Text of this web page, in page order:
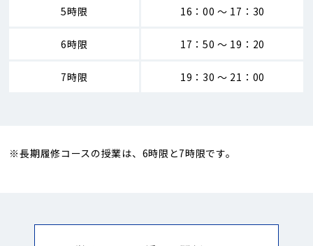
5時限 16：00 ～ 17：30
6時限 17：50 ～ 19：20
7時限 19：30 ～ 21：00
※長期履修コースの授業は、6時限と7時限です。